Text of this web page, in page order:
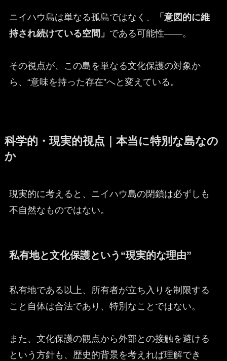
ニイハウ島は単なる孤島ではなく、
「意図的に維
持され続けている空間」 である可能性——。
その視点が、この島を単なる文化保護の対象か
ら、“意味を持った存在”へと変えている。
科学的・現実的視点｜本当に特別な島なの
か
現実的に考えると、ニイハウ島の閉鎖は必ずしも
不自然なものではない。
私有地と文化保護という“現実的な理由”
私有地である以上、所有者が立ち入りを制限する
こと自体は合法であり、特別なことではない。
また、文化保護の観点から外部との接触を避ける
という方針も、歴史的背景を考えれば理解でき